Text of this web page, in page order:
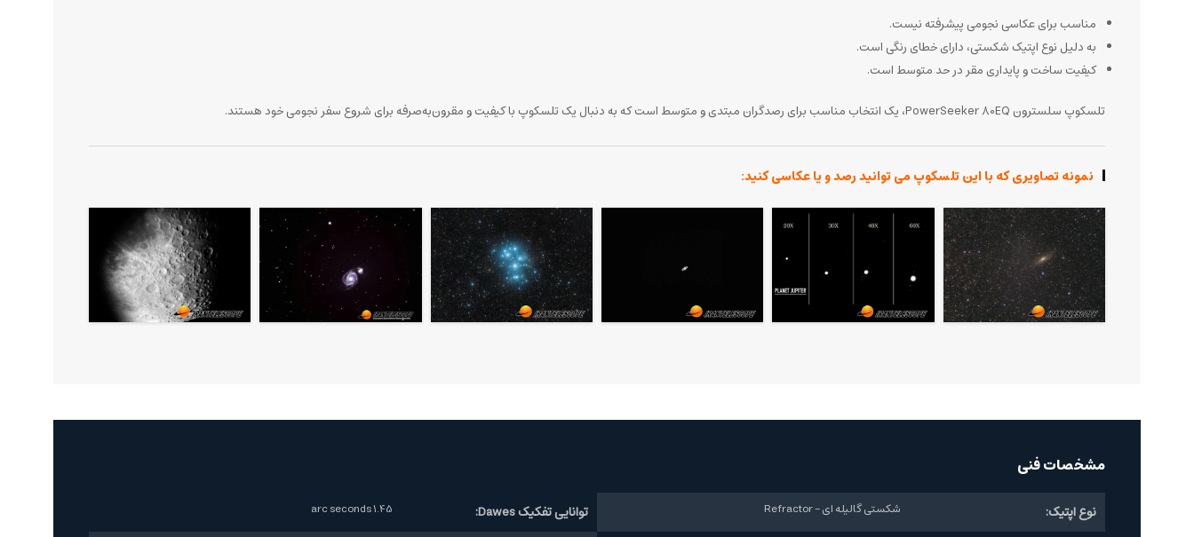
مناسب برای عکاسی نجومی پیشرفته نیست.
به دلیل نوع اپتیک شکستی، دارای خطای رنگی است.
کیفیت ساخت و پایداری مقر در حد متوسط است.
تلسکوپ سلسترون PowerSeeker 80EQ، یک انتخاب مناسب برای رصدگران مبتدی و متوسط است که به دنبال یک تلسکوپ با کیفیت و مقرون‌به‌صرفه برای شروع سفر نجومی خود هستند.
نمونه تصاویری که با این تلسکوپ می توانید رصد و یا عکاسی کنید:
مشخصات فنی
نوع اپتیک: شکستی گالیله ای - Refractor توانایی تفکیک Dawes: 1.45 arc seconds